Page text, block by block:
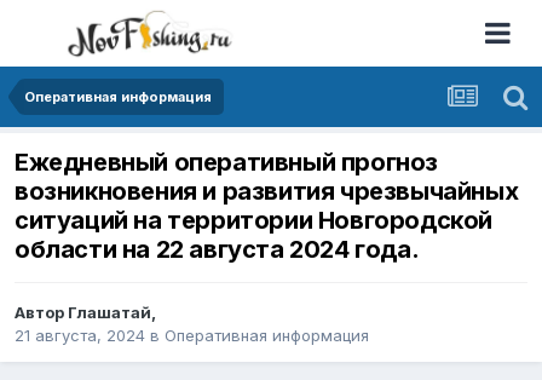
Оперативная информация
Ежедневный оперативный прогноз
возникновения и развития чрезвычайных
ситуаций на территории Новгородской
области на 22 августа 2024 года.
Автор Глашатай,
21 августа, 2024 в Оперативная информация